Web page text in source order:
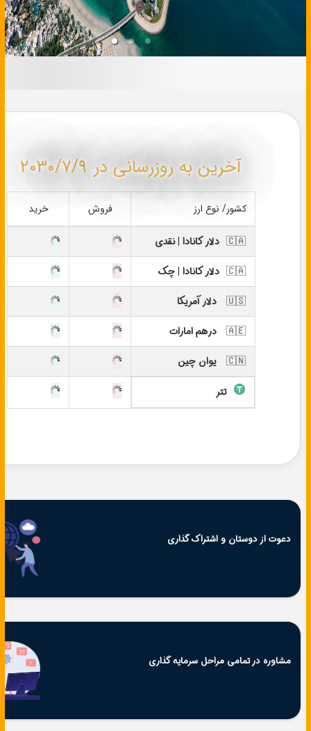
آخرین به روزرسانی در ٢٠٣٠/٧/٩
کشور/ نوع ارز فروش خرید
🇨🇦 دلار کانادا | نقدی
🇨🇦 دلار کانادا | چک
🇺🇸
دلار آمریکا
🇦🇪
درهم امارات
🇨🇳
یوان چین
تتر
دعوت از دوستان و اشتراک گذاری
مشاوره در تمامی مراحل سرمایه گذاری